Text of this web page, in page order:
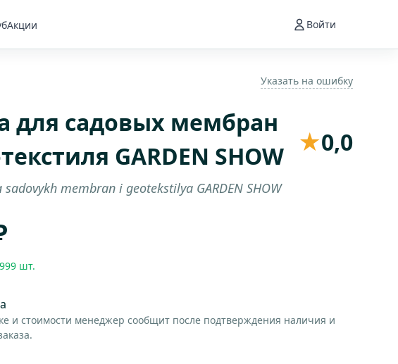
Акции Войти
Указать на ошибку
для садовых мембран
GARDEN SHOW ★0,0
sadovykh membran i geotekstilya GARDEN SHOW
шт.
и стоимости менеджер сообщит после подтверждения наличия и